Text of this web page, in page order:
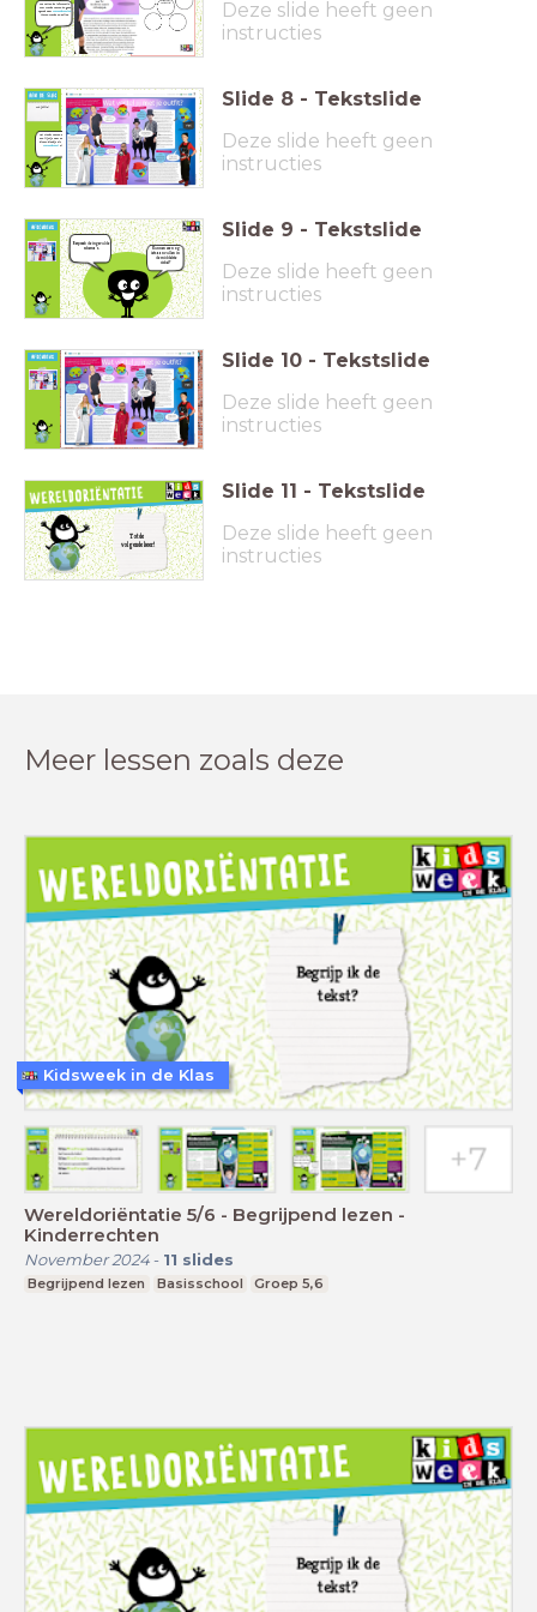
We vatten de informatie
over Masha samen én gaan
opzoek naarovereenkomsten
tussen Masha en Feline.
Deze slide heeft geen
instructies
Nu jullie!
Vat steeds samen en trek
een lijntje naar een ander
bloem-blaadje als je een
overeenkomst ziet!
Slide 8 - Tekstslide
Deze slide heeft geen
instructies
Bespreek de ingevulde
schema's.
Kunnen we nog
iets aanvullen in
de middelste
cirkel?
Slide 9 - Tekstslide
Deze slide heeft geen
instructies
Antwoord
gevonden op je
vraag? Schrijf het
antwoord op een
andere kleur post-it
en plak deze bij de
vraag op de
vragenmuur.
Zijn er nieuwe
vragen
ontstaan?
Schrijf ze op
post-its.
Slide 10 - Tekstslide
Deze slide heeft geen
instructies
Tot de
volgende keer!
Slide 11 - Tekstslide
Deze slide heeft geen
instructies
Meer lessen zoals deze
Wereldoriëntatie 5/6 - Begrijpend lezen -
Kinderrechten
November 2024- 11 slides
Begrijpend lezen Basisschool Groep 5,6
Kidsweek in de Klas